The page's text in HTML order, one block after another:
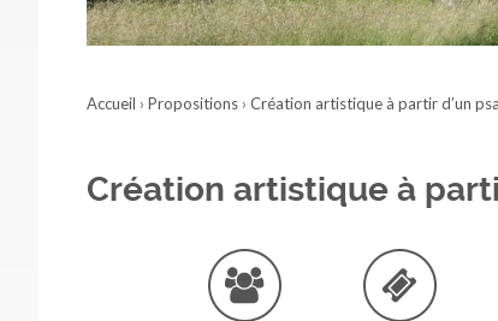
Accueil › Propositions › Création artistique à partir d’un
Création artistique à